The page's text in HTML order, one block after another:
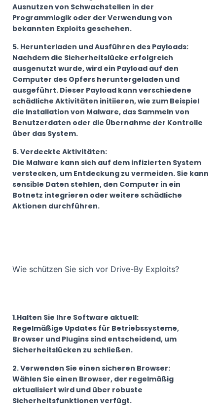
Ausnutzen von Schwachstellen in der
Programmlogik oder der Verwendung von
bekannten Exploits geschehen.
5. Herunterladen und Ausführen des Payloads:
Nachdem die Sicherheitslücke erfolgreich
ausgenutzt wurde, wird ein Payload auf den
Computer des Opfers heruntergeladen und
ausgeführt. Dieser Payload kann verschiedene
schädliche Aktivitäten initiieren, wie zum Beispiel
die Installation von Malware, das Sammeln von
Benutzerdaten oder die Übernahme der Kontrolle
über das System.
6. Verdeckte Aktivitäten:
Die Malware kann sich auf dem infizierten System
verstecken, um Entdeckung zu vermeiden. Sie kann
sensible Daten stehlen, den Computer in ein
Botnetz integrieren oder weitere schädliche
Aktionen durchführen.
Wie schützen Sie sich vor Drive-By Exploits?
1.Halten Sie Ihre Software aktuell:
Regelmäßige Updates für Betriebssysteme,
Browser und Plugins sind entscheidend, um
Sicherheitslücken zu schließen.
2. Verwenden Sie einen sicheren Browser:
Wählen Sie einen Browser, der regelmäßig
aktualisiert wird und über robuste
Sicherheitsfunktionen verfügt.